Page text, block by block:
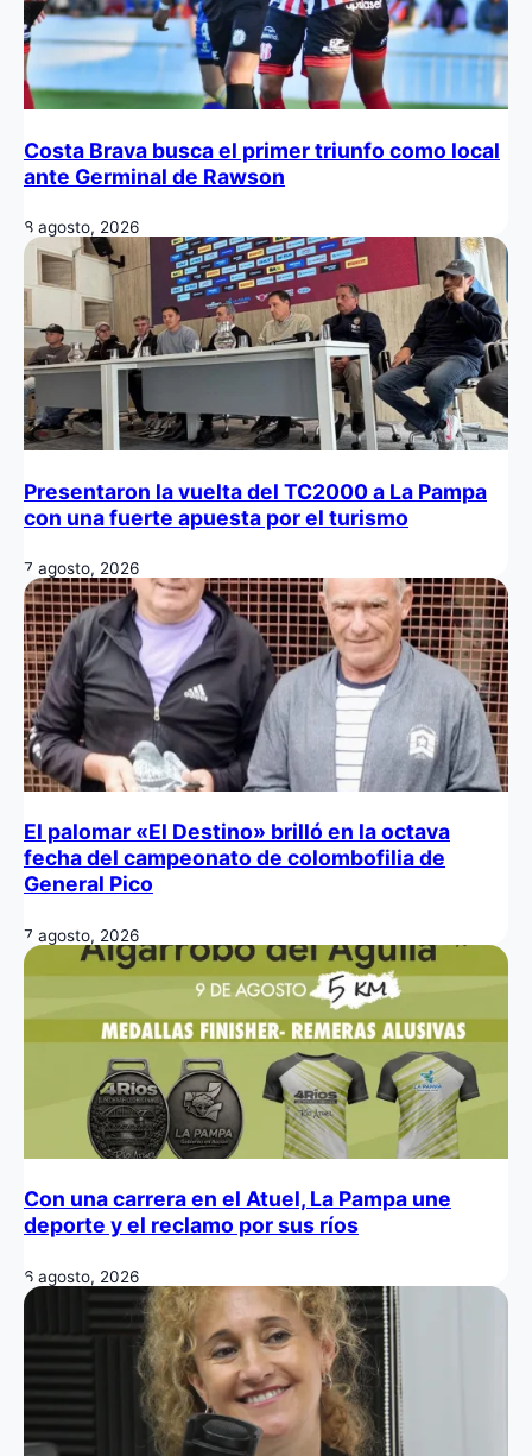
Costa Brava busca el primer triunfo como local
ante Germinal de Rawson
8 agosto, 2026
Presentaron la vuelta del TC2000 a La Pampa
con una fuerte apuesta por el turismo
7 agosto, 2026
El palomar «El Destino» brilló en la octava
fecha del campeonato de colombofilia de
General Pico
7 agosto, 2026
Con una carrera en el Atuel, La Pampa une
deporte y el reclamo por sus ríos
6 agosto, 2026